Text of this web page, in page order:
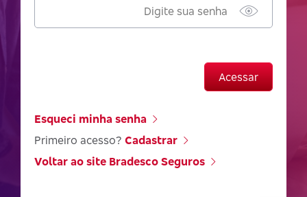
Acessar
Esqueci minha senha
Primeiro acesso? Cadastrar
Voltar ao site Bradesco Seguros